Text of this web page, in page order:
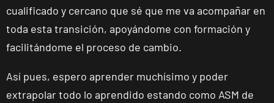
cualificado y cercano que sé que me va acompañar en
toda esta transición, apoyándome con formación y
facilitándome el proceso de cambio.
Así pues, espero aprender muchísimo y poder
extrapolar todo lo aprendido estando como ASM de